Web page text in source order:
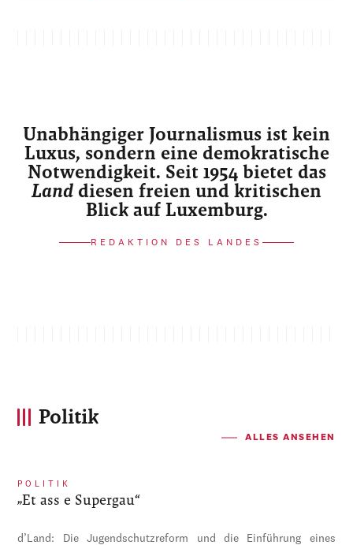
Unabhängiger Journalismus ist kein
Luxus, sondern eine demokratische
Notwendigkeit. Seit 1954 bietet das
Land diesen freien und kritischen
Blick auf Luxemburg.
REDAKTION DES LANDES
Politik
ALLES ANSEHEN
POLITIK
„Et ass e Supergau“
d’Land: Die Jugendschutzreform und die Einführung eines